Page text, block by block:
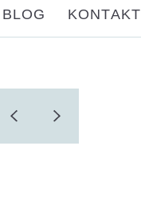
BLOG KONTAKT